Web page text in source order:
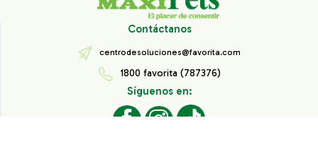
Contáctanos
centrodesoluciones@favorita.com
1800 favorita (787376)
Síguenos en: